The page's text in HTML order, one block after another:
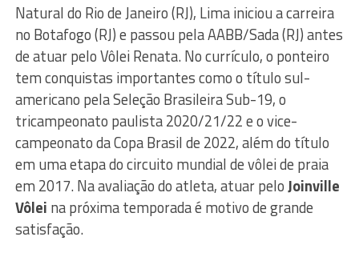
Natural do Rio de Janeiro (RJ), Lima iniciou a carreira
no Botafogo (RJ) e passou pela AABB/Sada (RJ) antes
de atuar pelo Vôlei Renata. No currículo, o ponteiro
tem conquistas importantes como o título sul-
americano pela Seleção Brasileira Sub-19, o
tricampeonato paulista 2020/21/22 e o vice-
campeonato da Copa Brasil de 2022, além do título
em uma etapa do circuito mundial de vôlei de praia
em 2017. Na avaliação do atleta, atuar peloJoinville
Vôlei na próxima temporada é motivo de grande
satisfação.